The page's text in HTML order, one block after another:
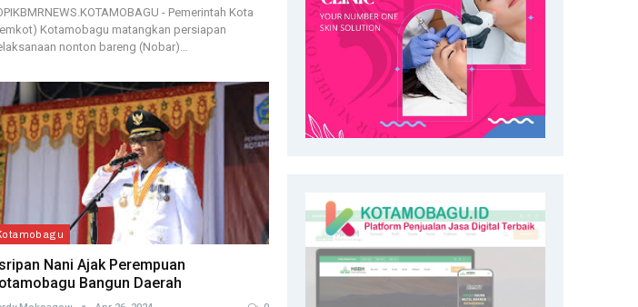
- Pemerintah Kota
Kotamobagu matangkan persiapan
nonton bareng (Nobar)…
Nani Ajak Perempuan
Bangun Daerah